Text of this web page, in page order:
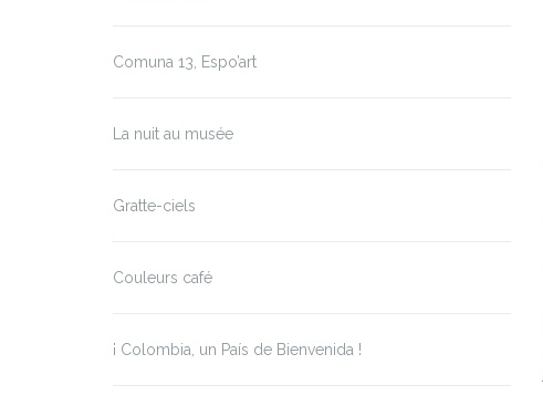
Comuna 13, Espo’art
La nuit au musée
Gratte-ciels
Couleurs café
¡ Colombia, un País de Bienvenida !